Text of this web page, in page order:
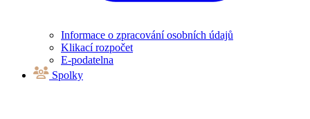
Informace o zpracování osobních údajů
Klikací rozpočet
E-podatelna
Spolky